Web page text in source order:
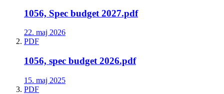
1056, Spec budget 2027.pdf
22. maj 2026
PDF
1056, spec budget 2026.pdf
15. maj 2025
PDF